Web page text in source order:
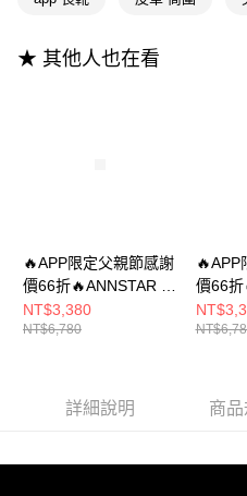
任。
★ 其他人也在看
🔥APP限定父親節感謝
價66折🔥ANNSTAR 蕾
菈聯名-辣妹特務過膝
彈力尖頭長靴8cm-白
NT$3,380
NT$6,780
🔥APP
價66折
菈聯名
彈力防
詳細說明 商